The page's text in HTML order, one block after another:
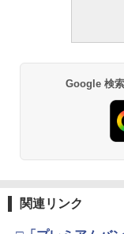
Google 検
関連リンク